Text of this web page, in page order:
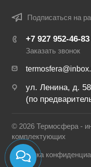
Подписаться на
+7 927 952-46-83
Заказать звонок
ул. Ленина, д. 58
(по
© 2026 Термосфера -
комплектующих
Политика